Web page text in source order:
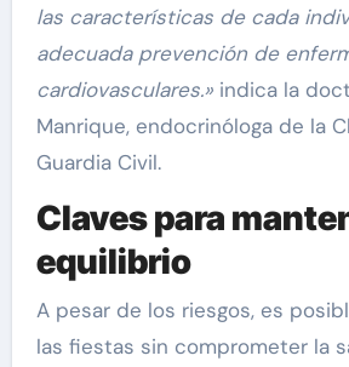
las características de cada
adecuada prevención de
cardiovasculares.» indica la
Manrique, endocrinóloga de la
Guardia Civil.
Claves para
equilibrio
A pesar de los riesgos, es
las fiestas sin comprometer la